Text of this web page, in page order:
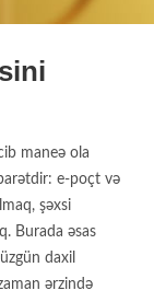
maneə ola
e-poçt və
şəxsi
Burada əsas
daxil
ərzində